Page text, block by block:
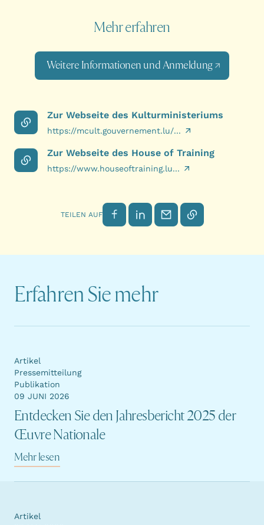
Mehr erfahren
Weitere Informationen und Anmeldung
Zur Webseite des Kulturministeriums
https://mcult.gouvernement.lu/...
Zur Webseite des House of Training
https://www.houseoftraining.lu...
TEILEN AUF Auf Facebook teilen
Auf LinkedIn teilen
Per E-Mail senden
Link kopieren
Erfahren Sie mehr
Entdecken Sie den Jahresbericht 2025 der
Œuvre Nationale
Artikel
Pressemitteilung
Publikation
09 JUNI 2026
Mehr lesen
Artikel